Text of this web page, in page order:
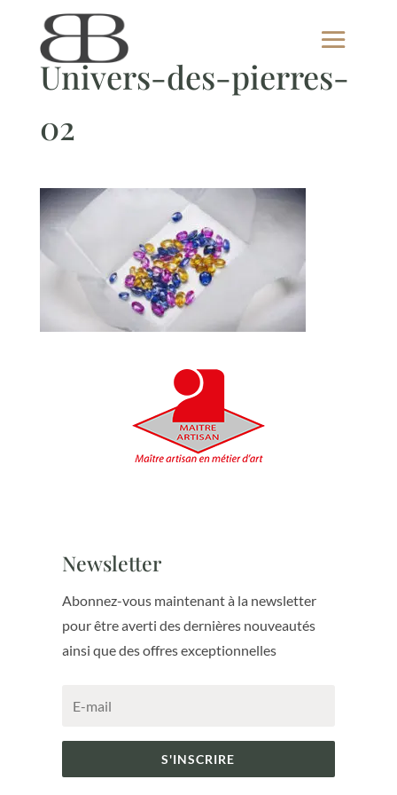
Univers-des-pierres-
02
Newsletter
Abonnez-vous maintenant à la newsletter
pour être averti des dernières nouveautés
ainsi que des offres exceptionnelles
S'INSCRIRE